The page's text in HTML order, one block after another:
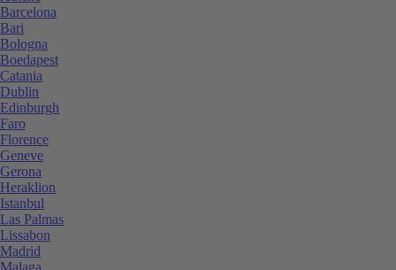
Barcelona
Bari
Bologna
Boedapest
Catania
Dublin
Edinburgh
Faro
Florence
Geneve
Gerona
Heraklion
Istanbul
Las Palmas
Lissabon
Madrid
Malaga